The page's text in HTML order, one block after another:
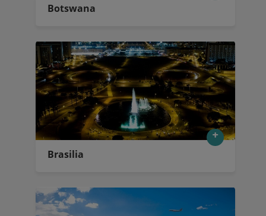
Botswana
Brasilia